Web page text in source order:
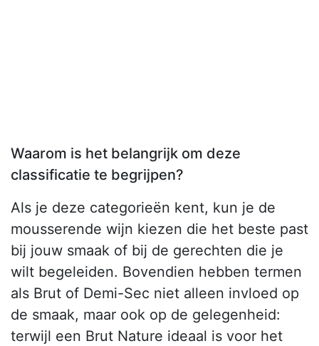
Waarom is het belangrijk om deze
classificatie te begrijpen?
Als je deze categorieën kent, kun je de
mousserende wijn kiezen die het beste past
bij jouw smaak of bij de gerechten die je
wilt begeleiden. Bovendien hebben termen
als Brut of Demi-Sec niet alleen invloed op
de smaak, maar ook op de gelegenheid:
terwijl een Brut Nature ideaal is voor het